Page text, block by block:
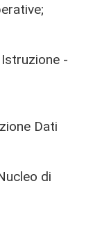
-
Dati
di